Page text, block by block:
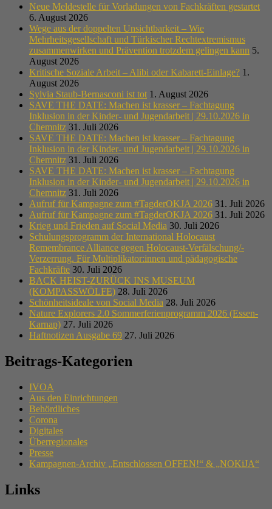
Neue Meldestelle für Vorladungen von Fachkräften gestartet
6. August 2026
Wege aus der doppelten Unsichtbarkeit – Wie
Mehrheitsgesellschaft und Türkischer Rechtextremismus
zusammenwirken und Prävention trotzdem gelingen kann 5.
August 2026
Kritische Soziale Arbeit – Alibi oder Kabarett-Einlage? 1.
August 2026
Sylvia Staub-Bernasconi ist tot 1. August 2026
SAVE THE DATE: Machen ist krasser – Fachtagung
Inklusion in der Kinder- und Jugendarbeit | 29.10.2026 in
Chemnitz 31. Juli 2026
SAVE THE DATE: Machen ist krasser – Fachtagung
Inklusion in der Kinder- und Jugendarbeit | 29.10.2026 in
Chemnitz 31. Juli 2026
SAVE THE DATE: Machen ist krasser – Fachtagung
Inklusion in der Kinder- und Jugendarbeit | 29.10.2026 in
Chemnitz 31. Juli 2026
Aufruf für Kampagne zum #TagderOKJA 2026 31. Juli 2026
Aufruf für Kampagne zum #TagderOKJA 2026 31. Juli 2026
Krieg und Frieden auf Social Media 30. Juli 2026
Schulungsprogramm der International Holocaust
Remembrance Alliance gegen Holocaust-Verfälschung/-
Verzerrung. Für Multiplikator:innen und pädagogische
Fachkräfte 30. Juli 2026
BACK HEIST-ZURÜCK INS MUSEUM
(KOMPASSWÖLFE) 28. Juli 2026
Schönheitsideale von Social Media 28. Juli 2026
Nature Explorers 2.0 Sommerferienprogramm 2026 (Essen-
Karnap) 27. Juli 2026
Haftnotizen Ausgabe 69 27. Juli 2026
Beitrags-Kategorien
IVOA
Aus den Einrichtungen
Behördliches
Corona
Digitales
Überregionales
Presse
Kampagnen-Archiv „Entschlossen OFFEN!“ & „NOKiJA“
Links